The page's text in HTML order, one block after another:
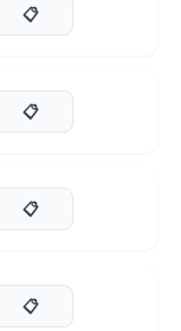
📋
📋
📋
📋